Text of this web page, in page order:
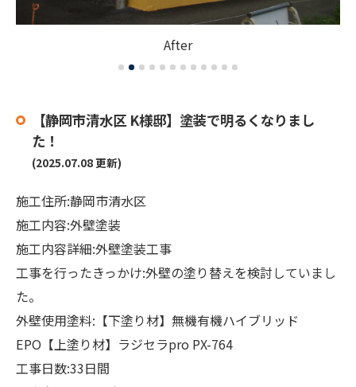
After
【静岡市清水区 K様邸】塗装で明るくなりまし
た！
(2025.07.08 更新)
施工住所:静岡市清水区
施工内容:外壁塗装
施工内容詳細:外壁塗装工事
工事を行ったきっかけ:外壁の塗り替えを検討していまし
た。
外壁使用塗料:【下塗り材】無機有機ハイブリッド
EPO【上塗り材】ラジセラpro PX-764
工事日数:33日間